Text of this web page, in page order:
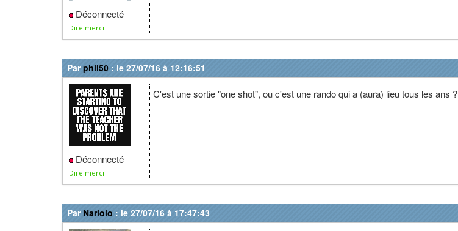
Déconnecté
Dire merci
Parphil50 : le 27/07/16 à 12:16:51
Déconnecté
Dire merci
C'est une sortie "one shot", ou c'est une rando qui a (aura) lieu tous les ans ?
Par Nariolo : le 27/07/16 à 17:47:43